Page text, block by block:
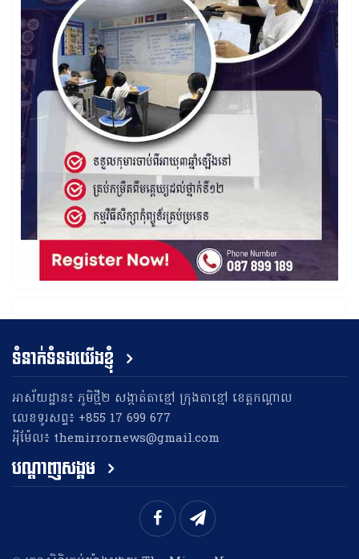
ទំនាក់ទំនងយើងខ្ញុំ
អាស័យដ្ឋាន៖ ភូមិថ្មី២ សង្កាត់តាខ្មៅ ក្រុងតាខ្មៅ ខេត្តកណ្តាល
លេខទូរសព្ទ៖ +855 17 699 677
អុីម៉ែល៖ themirrornews@gmail.com
បណ្តាញសង្គម